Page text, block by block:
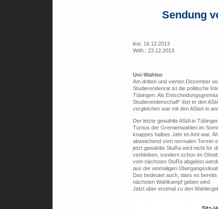
Sendung
live: 16.12.2013
Wdh.: 23.12.2013
Uni-Wahlen
Am dritten und vierten Dezember
Studierendenrat ist die politische
Tübingen. Als
Studierendenschaft“ löst er den
vergleichen war mit den ASten in
Der letzte gewählte AStA in
Turnus der Gremienwahlen im
knappes halbes Jahr im Amt war.
abweichend vom normalen Termin
jetzt gewählte StuRa wird nicht für
verbleiben, sondern schon im
vom nächsten StuRa abgelöst
aus der einmaligen
Das bedeutet auch, dass es
nächsten Wahlkampf geben wird.
Jetzt aber erstmal zu den